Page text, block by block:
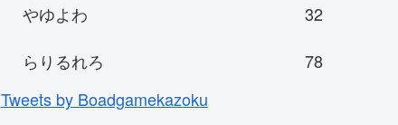
やゆよわ
32
らりるれろ
78
Tweets by Boadgamekazoku